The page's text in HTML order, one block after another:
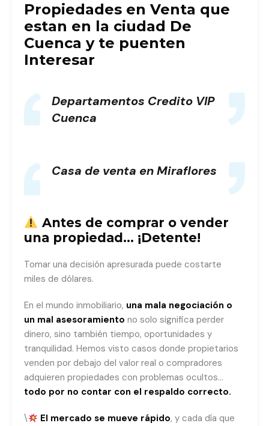
Propiedades en Venta que
estan en la ciudad De
Cuenca y te puenten
Interesar
Departamentos Credito VIP
Cuenca
Casa de venta en Miraflores
Antes de comprar o vender
una propiedad… ¡Detente!
Tomar una decisión apresurada puede costarte
miles de dólares.
En el mundo inmobiliario, una mala negociación o
un mal asesoramiento no solo significa perder
dinero, sino también tiempo, oportunidades y
tranquilidad. Hemos visto casos donde propietarios
venden por debajo del valor real o compradores
adquieren propiedades con problemas ocultos…
todo por no contar con el respaldo correcto.
\ El mercado se mueve rápido, y cada día que